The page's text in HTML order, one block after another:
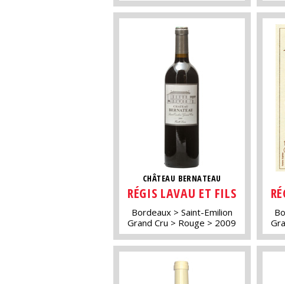
CHÂTEAU BERNATEAU
RÉGIS LAVAU ET FILS
Bordeaux
Saint-Emilion
Grand Cru
Rouge 2009